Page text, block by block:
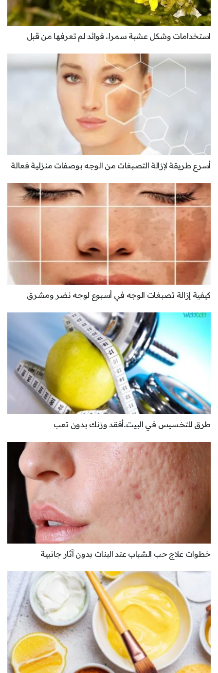
استخدامات وشكل عشبة سمرا.. فوائد لم تعرفها من قبل
أسرع طريقة لإزالة التصبغات من الوجه بوصفات منزلية فعالة
كيفية إزالة تصبغات الوجه في أسبوع لوجه نضر ومشرق
طرق للتخسيس في البيت..أفقد وزنك بدون تعب
خطوات علاج حب الشباب عند البنات بدون آثار جانبية